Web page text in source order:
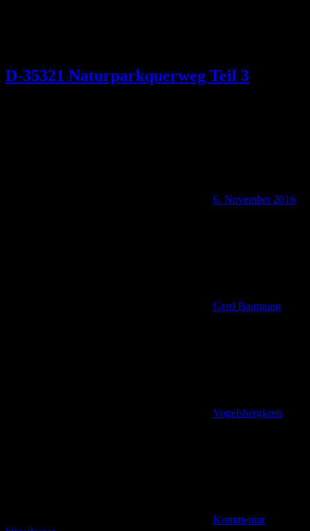
D-35321 Naturparkquerweg Teil 3
6. November 2016
Gerd Baumung
Vogelsbergkreis
Kommentar